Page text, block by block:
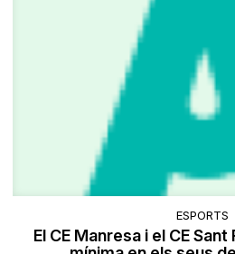
ESPORTS
El CE Manresa i el CE